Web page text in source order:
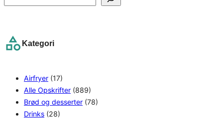
e
c
Kategori
Airfryer (17)
Alle Opskrifter (889)
Brød og desserter (78)
Drinks (28)